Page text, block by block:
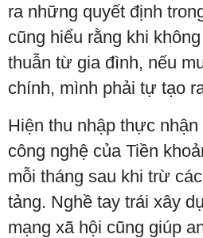
ra những quyết định
cũng hiểu rằng khi
thuẫn từ gia đình, nếu
chính, mình phải tự tạo
Hiện thu nhập thực
công nghệ của Tiền
mỗi tháng sau khi trừ
tảng. Nghề tay trái xây
mạng xã hội cũng giúp